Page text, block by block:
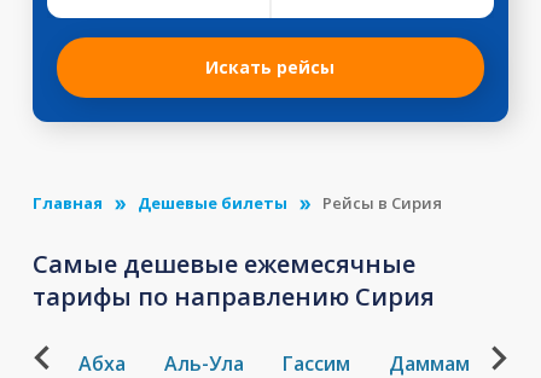
Искать рейсы
Главная Дешевые билеты Рейсы в Сирия
Самые дешевые ежемесячные
тарифы по направлению Сирия
Абха Аль-Ула Гассим Даммам